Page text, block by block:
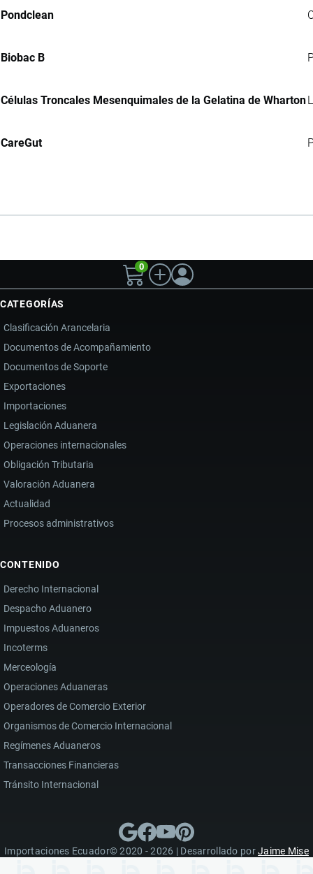
Pondclean
Biobac B
Células Troncales Mesenquimales de la Gelatina de Wharton
CareGut
0
CATEGORÍAS
Clasificación Arancelaria
Documentos de Acompañamiento
Documentos de Soporte
Exportaciones
Importaciones
Legislación Aduanera
Operaciones internacionales
Obligación Tributaria
Valoración Aduanera
Actualidad
Procesos administrativos
CONTENIDO
Derecho Internacional
Despacho Aduanero
Impuestos Aduaneros
Incoterms
Merceología
Operaciones Aduaneras
Operadores de Comercio Exterior
Organismos de Comercio Internacional
Regímenes Aduaneros
Transacciones Financieras
Tránsito Internacional
Importaciones Ecuador© 2020 - 2026 | Desarrollado porJaime Mise